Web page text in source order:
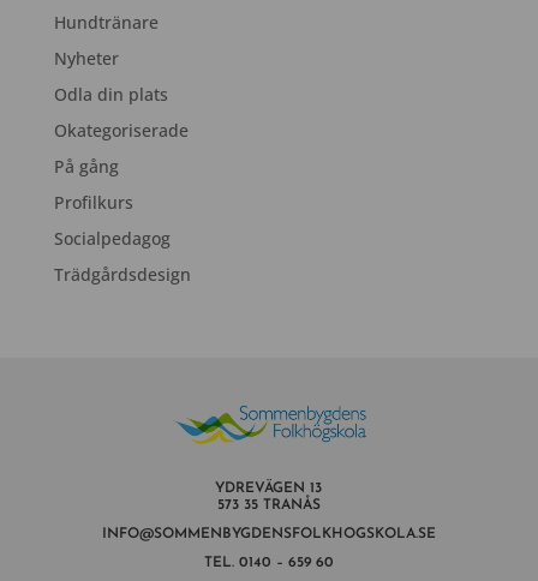
Hundtränare
Nyheter
Odla din plats
Okategoriserade
På gång
Profilkurs
Socialpedagog
Trädgårdsdesign
YDREVÄGEN 13
573 35 TRANÅS
INFO@SOMMENBYGDENSFOLKHOGSKOLA.SE
TEL. 0140 – 659 60